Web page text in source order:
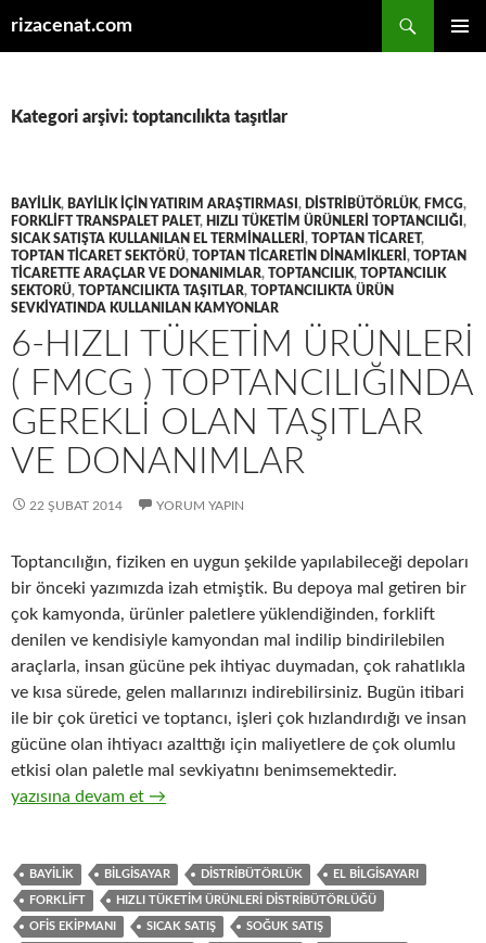
rizacenat.com
Kategori arşivi: toptancılıkta taşıtlar
BAYILIK, BAYILIK IÇIN YATIRIM ARAŞTIRMASI , DISTRIBÜTÖRLÜK, FMCG,
FORKLIFT TRANSPALET PALET, HIZLI TÜKETIM ÜRÜNLERI TOPTANCILIĞI ,
SICAK SATIŞTA KULLANILAN EL TERMINALLERI , TOPTAN TICARET,
TOPTAN TICARET SEKTÖRÜ, TOPTAN TICARETIN DINAMIKLERI , TOPTAN
TICARETTE ARAÇLAR VE DONANIMLAR, TOPTANCILIK, TOPTANCILIK
SEKTORÜ, TOPTANCILIKTA TAŞITLAR, TOPTANCILIKTA ÜRÜN
SEVKIYATINDA KULLANILAN KAMYONLAR
6-HIZLI TÜKETIM ÜRÜNLERI
( FMCG ) TOPTANCILIĞINDA
GEREKLI OLAN TAŞITLAR
VE DONANIMLAR
22 ŞUBAT 2014 YORUM YAPIN
Toptancılığın, fiziken en uygun şekilde yapılabileceği depoları
bir önceki yazımızda izah etmiştik. Bu depoya mal getiren bir
çok kamyonda, ürünler paletlere yüklendiğinden, forklift
denilen ve kendisiyle kamyondan mal indilip bindirilebilen
araçlarla, insan gücüne pek ihtiyac duymadan, çok rahatlıkla
ve kısa sürede, gelen mallarınızı indirebilirsiniz. Bugün itibari
ile bir çok üretici ve toptancı, işleri çok hızlandırdığı ve insan
gücüne olan ihtiyacı azalttığı için maliyetlere de çok olumlu
etkisi olan paletle mal sevkiyatını benimsemektedir.
6-Hızlı tüketim ürünleri ( FMCG ) toptancılığında gerekli olan
yazısına devam et →
BAYILIK BILGISAYAR DISTRIBÜTÖRLÜK EL BILGISAYARI
FORKLIFT HIZLI TÜKETIM ÜRÜNLERI DISTRIBÜTÖRLÜĞÜ
OFIS EKIPMANI SICAK SATIŞ SOĞUK SATIŞ